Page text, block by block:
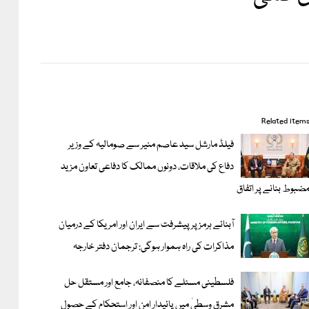
Related items
فیلڈ مارشل سید عاصم منیر سے صومالیہ کے وزیر
دفاع کی ملاقات، دونوں ممالک کا دفاعی تعاون مزید
مضبوط بنانے پر اتفاق
آبنائے ہرمز پر پیشرفت سے ایران اور امریکا کے درمیان
مذاکرات کی راہ ہموار ہوگی: ترجمان دفتر خارجہ
فلسطینی مسئلے کا منصفانہ، جامع اور مستقل حل
مشرق وسطیٰ میں پائیدار امن اور استحکام کے حصول